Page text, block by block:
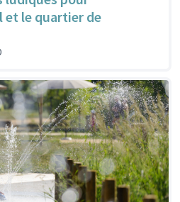
et le quartier de